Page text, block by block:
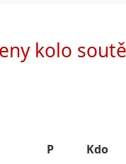
kolo
P Kdo